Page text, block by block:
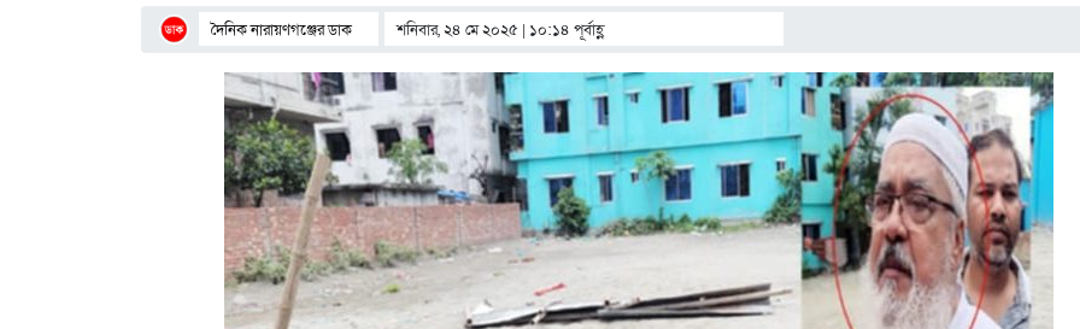
দৈনিক নারায়ণগঞ্জের ডাক শনিবার, ২৪ মে ২০২৫ | ১০:১৪ পূর্বাহ্ণ